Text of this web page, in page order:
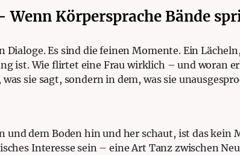
Wenn Körpersprache Bände
Es sind die feinen Momente. Ein
ist. Wie flirtet eine Frau wirklich – und woran
sie sagt, sondern in dem, was sie
und dem Boden hin und her schaut, ist das kein
Interesse sein – eine Art Tanz zwischen